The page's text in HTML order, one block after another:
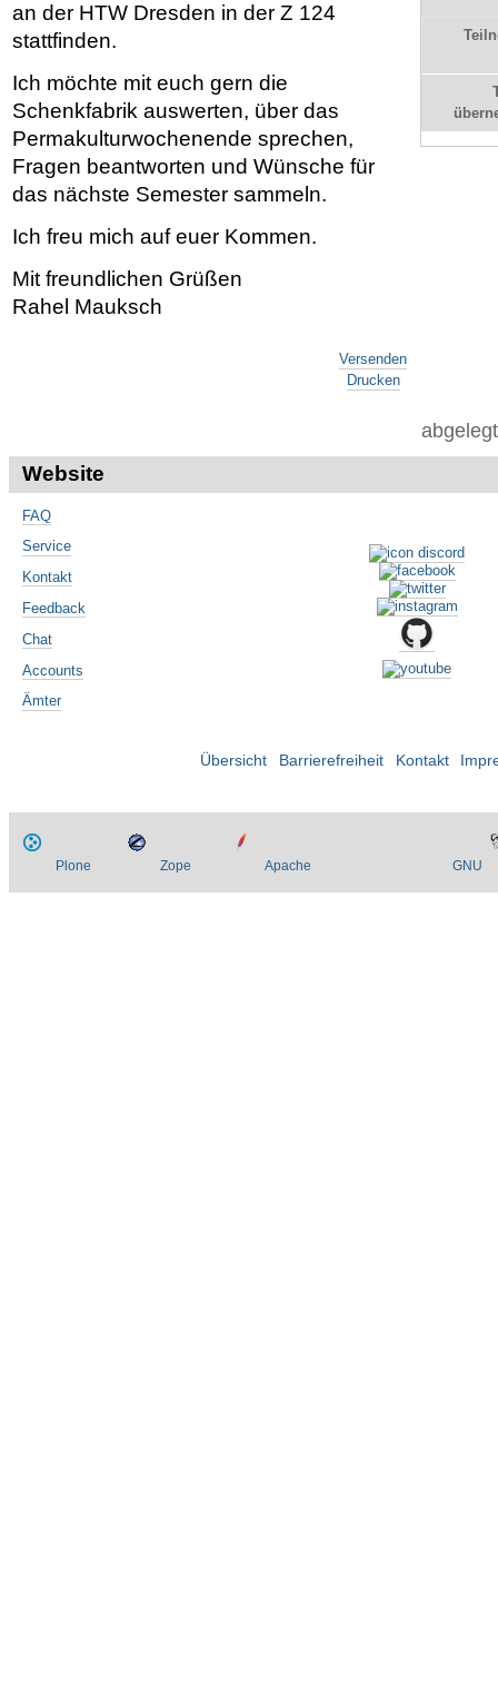
an der HTW Dresden in der Z 124
stattfinden.
Ich möchte mit euch gern die
Schenkfabrik auswerten, über das
Permakulturwochenende sprechen,
Fragen beantworten und Wünsche für
das nächste Semester sammeln.
Ich freu mich auf euer Kommen.
Mit freundlichen Grüßen
Rahel Mauksch
Versenden
Drucken
Website
FAQ
Service
Kontakt
Feedback
Chat
Accounts
Ämter
Übersicht Barrierefreiheit Kontakt
Plone Zope Apache GNU